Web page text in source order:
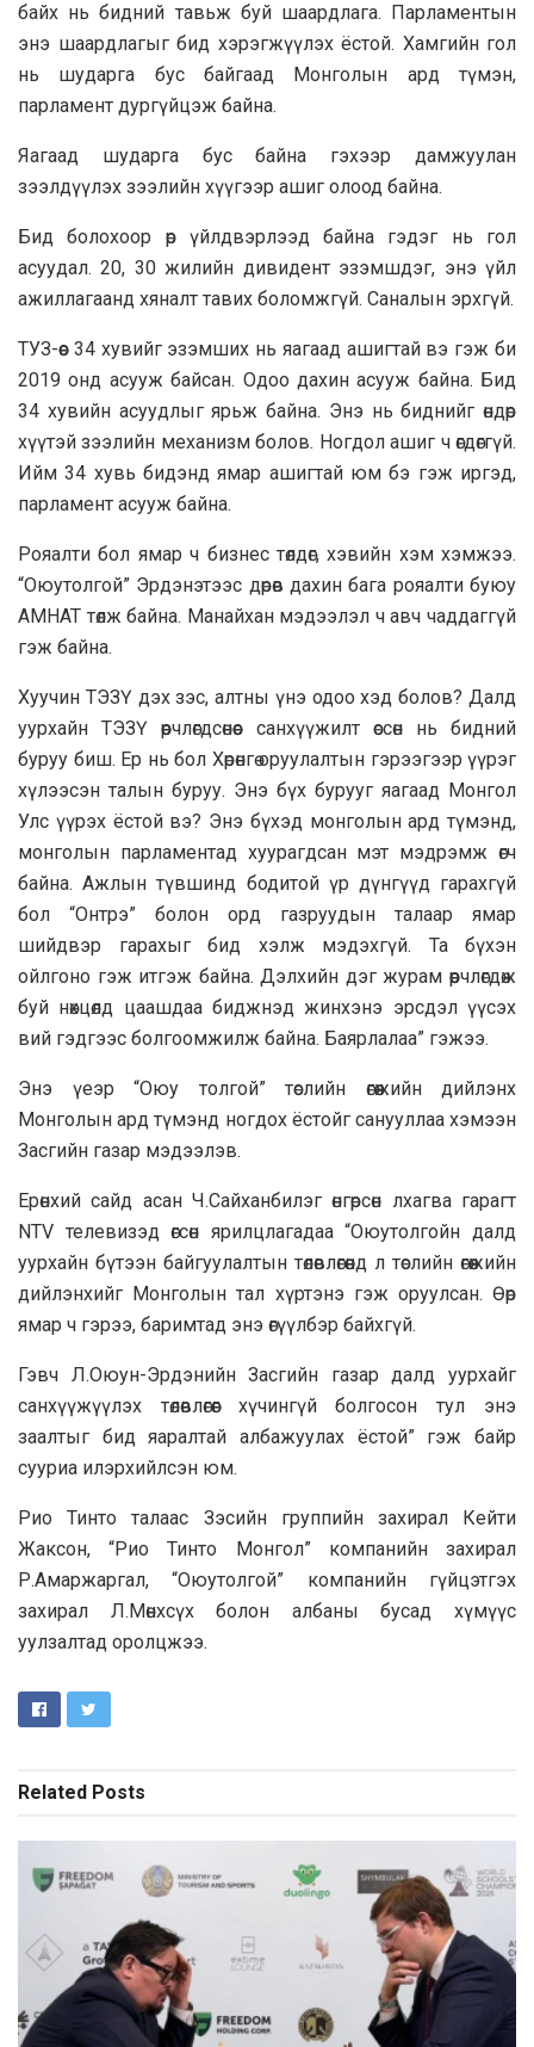
байх нь бидний тавьж буй шаардлага. Парламентын
энэ шаардлагыг бид хэрэгжүүлэх ёстой. Хамгийн гол
нь шударга бус байгаад Монголын ард түмэн,
парламент дургүйцэж байна.
Яагаад шударга бус байна гэхээр дамжуулан
зээлдүүлэх зээлийн хүүгээр ашиг олоод байна.
Бид болохоор өр үйлдвэрлээд байна гэдэг нь гол
асуудал. 20, 30 жилийн дивидент эзэмшдэг, энэ үйл
ажиллагаанд хяналт тавих боломжгүй. Саналын эрхгүй.
ТУЗ-өөс 34 хувийг эзэмших нь яагаад ашигтай вэ гэж би
2019 онд асууж байсан. Одоо дахин асууж байна. Бид
34 хувийн асуудлыг ярьж байна. Энэ нь биднийг өндөр
хүүтэй зээлийн механизм болов. Ногдол ашиг ч өгдөггүй.
Ийм 34 хувь бидэнд ямар ашигтай юм бэ гэж иргэд,
парламент асууж байна.
Рояалти бол ямар ч бизнес төлдөг, хэвийн хэм хэмжээ.
“Оюутолгой” Эрдэнэтээс дөрөв дахин бага рояалти буюу
АМНАТ төлж байна. Манайхан мэдээлэл ч авч чаддаггүй
гэж байна.
Хуучин ТЭЗҮ дэх зэс, алтны үнэ одоо хэд болов? Далд
уурхайн ТЭЗҮ өөрчлөгдсөнөөс санхүүжилт өссөн нь бидний
буруу биш. Ер нь бол Хөрөнгө оруулалтын гэрээгээр үүрэг
хүлээсэн талын буруу. Энэ бүх бурууг яагаад Монгол
Улс үүрэх ёстой вэ? Энэ бүхэд монголын ард түмэнд,
монголын парламентад хуурагдсан мэт мэдрэмж өгч
байна. Ажлын түвшинд бодитой үр дүнгүүд гарахгүй
бол “Онтрэ” болон орд газруудын талаар ямар
шийдвэр гарахыг бид хэлж мэдэхгүй. Та бүхэн
ойлгоно гэж итгэж байна. Дэлхийн дэг журам өөрчлөгдөж
буй нөхцөлд цаашдаа биджнэд жинхэнэ эрсдэл үүсэх
вий гэдгээс болгоомжилж байна. Баярлалаа” гэжээ.
Энэ үеэр “Оюу толгой” төслийн өгөөжийн дийлэнх
Монголын ард түмэнд ногдох ёстойг санууллаа хэмээн
Засгийн газар мэдээлэв.
Ерөнхий сайд асан Ч.Сайханбилэг өнгөрсөн лхагва гарагт
NTV телевизэд өгсөн ярилцлагадаа “Оюутолгойн далд
уурхайн бүтээн байгуулалтын төлөвлөгөөнд л төслийн өгөөжийн
дийлэнхийг Монголын тал хүртэнэ гэж оруулсан. Өөр
ямар ч гэрээ, баримтад энэ өгүүлбэр байхгүй.
Гэвч Л.Оюун-Эрдэнийн Засгийн газар далд уурхайг
санхүүжүүлэх төлөвлөгөөг хүчингүй болгосон тул энэ
заалтыг бид яаралтай албажуулах ёстой” гэж байр
сууриа илэрхийлсэн юм.
Рио Тинто талаас Зэсийн группийн захирал Кейти
Жаксон, “Рио Тинто Монгол” компанийн захирал
Р.Амаржаргал, “Оюутолгой” компанийн гүйцэтгэх
захирал Л.Мөнхсүх болон албаны бусад хүмүүс
уулзалтад оролцжээ.
Related Posts